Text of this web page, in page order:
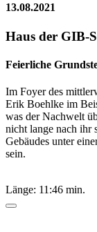
13.08.2021
Haus der GIB-
Feierliche
Im Foyer des
Erik Boehlke im
was der Nachwelt
nicht lange nach ihr
Gebäudes unter
sein.
Länge: 11:46 min.